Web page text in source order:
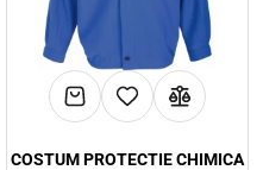
COSTUM PROTECTIE CHIMICA